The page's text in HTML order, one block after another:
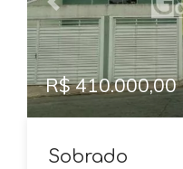
Previous
R$ 410.000,00
Sobrado